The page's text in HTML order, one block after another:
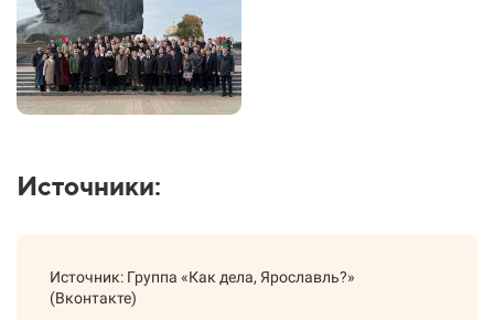
Источники:
Источник: Группа «Как дела, Ярославль?»
(Вконтакте)